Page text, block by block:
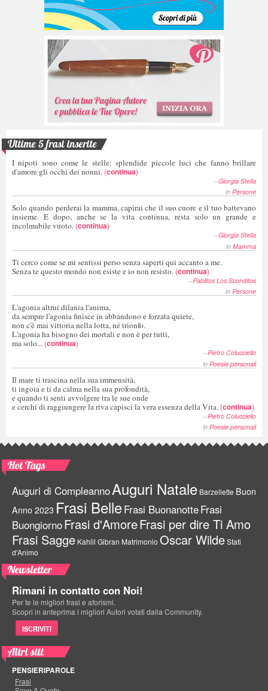
Ultime 5 frasi inserite
I nipoti sono come le stelle: splendide piccole luci che fanno brillare
d'amore gli occhi dei nonni. (continua)
--Giorgia Stella
in Persone
Solo quando perderai la mamma, capirai che il suo cuore e il tuo battevano
insieme. E dopo, anche se la vita continua, resta solo un grande e
incolmabile vuoto. (continua)
--Giorgia Stella
in Mamma
Ti cerco come se mi sentissi perso senza saperti qui accanto a me.
Senza te questo mondo non esiste e io non resisto. (continua)
--Pablitos Los Sconditos
in Persone
L'agonia altrui dilania l'anima,
da sempre l'agonia finisce in abbandono e forzata quiete,
non c'è mai vittoria nella lotta, né trionfo.
L'agonia ha bisogno dei mortali e non è per tutti,
ma solo... (continua)
--Pietro Colucciello
in Poesie personali
Il mare ti trascina nella sua immensità,
ti ingoia e ti da calma nella sua profondità,
e quando ti senti avvolgere tra le sue onde
e cerchi di raggiungere la riva capisci la vera essenza della Vita. (continua)
--Pietro Colucciello
in Poesie personali
Hot Tags
Auguri di CompleannoAuguri Natale Barzellette Buon
Anno 2023 Frasi BelleFrasi BuonanotteFrasi
BuongiornoFrasi d'AmoreFrasi per dire Ti Amo
Frasi Sagge Kahlil Gibran Matrimonio Oscar WildeStati
d'Animo
Newsletter
Rimani in contatto con Noi!
Per te le migliori frasi e aforismi.
Scopri in anteprima i migliori Autori votati dalla Community.
ISCRIVITI
Altri siti
PENSIERIPAROLE
Frasi